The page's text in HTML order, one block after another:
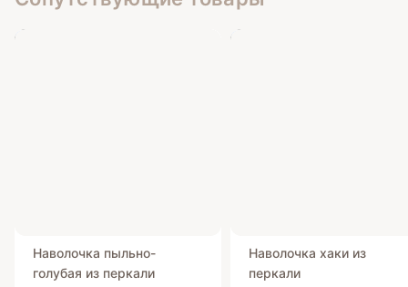
Наволочка пыльно-
голубая из перкали
Наволочка хаки из
перкали